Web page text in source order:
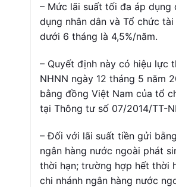
– Mức lãi suất tối đa áp
dụng nhân dân và Tổ chức
dưới 6 tháng là 4,5%/năm.
– Quyết định này có hiệu lực
NHNN ngày 12 tháng 5 năm
bằng đồng Việt Nam của tổ
tại Thông tư số 07/2014/TT-
– Đối với lãi suất tiền gửi
ngân hàng nước ngoài phát
thời hạn; trường hợp hết thời
chi nhánh ngân hàng nước